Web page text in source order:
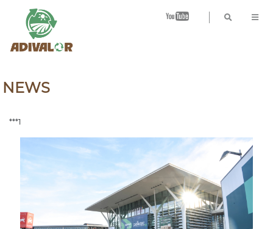
B
NEWS
***1